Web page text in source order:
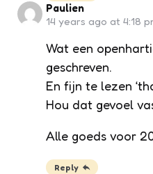
Paulien
14 years ago at 4:18
Wat een
geschreven.
En fijn te lezen
Hou dat gevoel
Alle goeds voor
Reply